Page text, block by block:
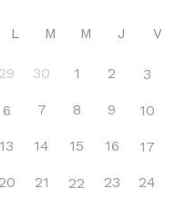
L M M J V
29 30 1 2 3
6 7 8 9 10
13 14 15 16 17
20 21 22 23 24